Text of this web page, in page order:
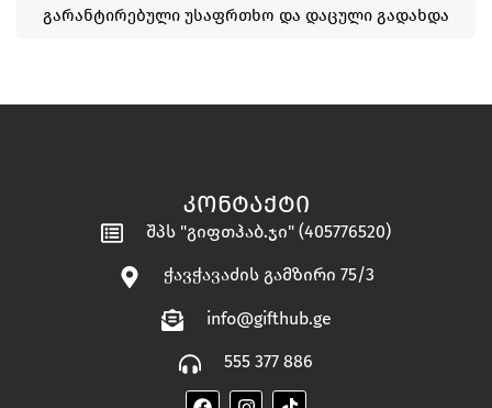
გარანტირებული უსაფრთხო და დაცული გადახდა
ᲙᲝᲜᲢᲐᲥᲢᲘ
შპს "გიფთჰაბ.ჯი" (405776520)
ჭავჭავაძის გამზირი 75/3
info@gifthub.ge
555 377 886